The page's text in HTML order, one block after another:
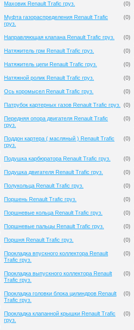
Маховик Renault Trafic груз. (0)
Муфта газораспределения Renault Trafic
груз.
(0)
Направляющая клапана Renault Trafic груз. (0)
Натяжитель грм Renault Trafic груз. (0)
Натяжитель цепи Renault Trafic груз. (0)
Натяжной ролик Renault Trafic груз. (0)
Ось коромысел Renault Trafic груз. (0)
Патрубок картерных газов Renault Trafic груз. (0)
Передняя опора двигателя Renault Trafic
груз.
(0)
Поддон картера ( масляный ) Renault Trafic
груз.
(0)
Подушка карбюратора Renault Trafic груз. (0)
Подушка двигателя Renault Trafic груз. (0)
Полукольца Renault Trafic груз. (0)
Поршень Renault Trafic груз. (0)
Поршневые кольца Renault Trafic груз. (0)
Поршневые пальцы Renault Trafic груз. (0)
Поршня Renault Trafic груз. (0)
Прокладка впускного коллектора Renault
Trafic груз.
(0)
Прокладка выпускного коллектора Renault
Trafic груз.
(0)
Прокладка головки блока цилиндров Renault
Trafic груз.
(0)
Прокладка клапанной крышки Renault Trafic
груз.
(0)